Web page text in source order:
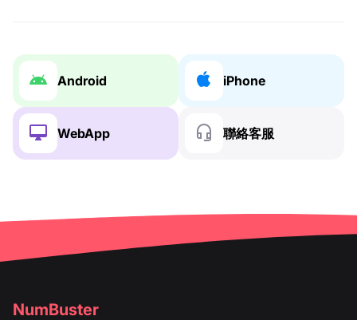
Android iPhone
WebApp 聯絡客服
NumBuster